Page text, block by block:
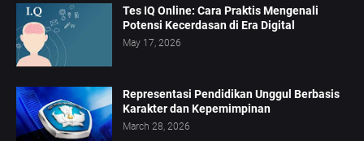
Tes IQ Online: Cara Praktis Mengenali
Potensi Kecerdasan di Era Digital
May 17, 2026
Representasi Pendidikan Unggul Berbasis
Karakter dan Kepemimpinan
March 28, 2026